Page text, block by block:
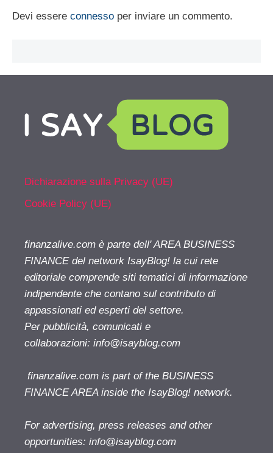
Devi essere connesso per inviare un commento.
Dichiarazione sulla Privacy (UE)
Cookie Policy (UE)
finanzalive.com è parte dell' AREA BUSINESS
FINANCE del network IsayBlog! la cui rete
editoriale comprende siti tematici di informazione
indipendente che contano sul contributo di
appassionati ed esperti del settore.
Per pubblicità, comunicati e
collaborazioni: info@isayblog.com
finanzalive.com is part of the BUSINESS
FINANCE AREA inside the IsayBlog! network.
For advertising, press releases and other
opportunities: info@isayblog.com